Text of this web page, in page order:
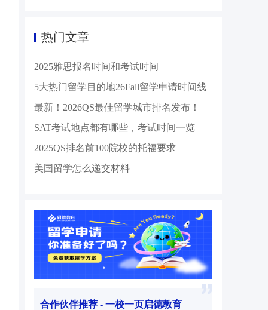
热门文章
2025雅思报名时间和考试时间
5大热门留学目的地26Fall留学申请时间线
最新！2026QS最佳留学城市排名发布！
SAT考试地点都有哪些，考试时间一览
2025QS排名前100院校的托福要求
美国留学怎么递交材料
合作伙伴推荐 - 一校一页启德教育